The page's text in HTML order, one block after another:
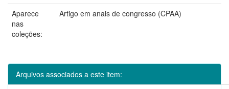
Aparece
nas
coleções:
Artigo em anais de congresso (CPAA)
Arquivos associados a este item: